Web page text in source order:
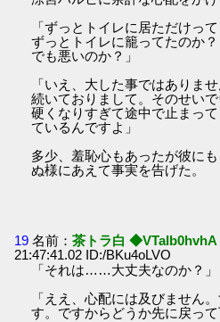
「ずっとトイレに居ただけ
ずっとトイレに籠ってたのか
でも悪いのか？」
「いえ、大した事ではありま
続いておりまして。そのせいで
硬くなりすぎて途中で止まっ
ているんですよ」
多少、羞恥心もあったが彼に
ぬ様にあえて事実を告げた。
19 名前：茶トラ白 ◆VTaIb0hvhA
21:47:41.02 ID:/BKu4oLVO
「それは……大丈夫なのか？」
「ええ、心配には及びません
す。ですからどうか先に戻って